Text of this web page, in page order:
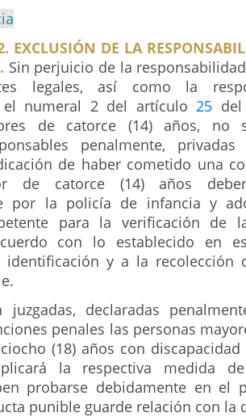
EXCLUSIÓN DE LA
Sin perjuicio de la
legales, así como la
el numeral 2 del artículo25
de catorce (14) años, no
penalmente,
de haber cometido una
de catorce (14) años
por la policía de infancia y
para la verificación de
con lo establecido en
identificación y a la recolección
juzgadas, declaradas
penales las personas
(18) años con
la respectiva medida de
probarse debidamente en el
punible guarde relación con la